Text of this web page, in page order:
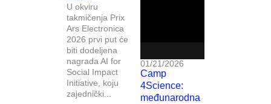
U okviru
takmičenja Prix
Ars Electronica
2026 prvi put će
biti dodeljena
nagrada AI for
Social Impact
Initiative, koju
zajednički...
01/21/2026
Camp
4Science:
međunarodna